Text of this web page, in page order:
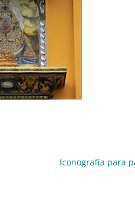
Iconografía para